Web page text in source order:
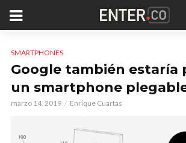
SMARTPHONES
Google también estaría
un smartphone
marzo 14, 2019 Enrique Cuartas